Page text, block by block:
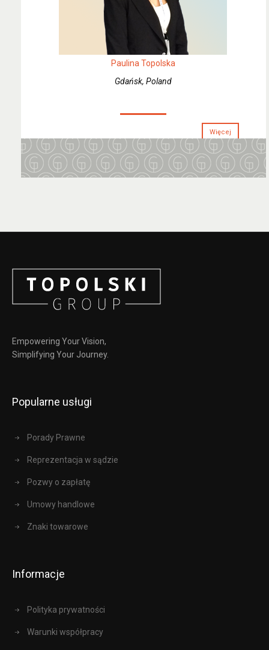
Paulina Topolska
Gdańsk, Poland
Więcej
Empowering Your Vision,
Simplifying Your Journey.
Popularne usługi
Porady Prawne
Reprezentacja w sądzie
Pozwy o zapłatę
Umowy handlowe
Znaki towarowe
Informacje
Polityka prywatności
Warunki współpracy